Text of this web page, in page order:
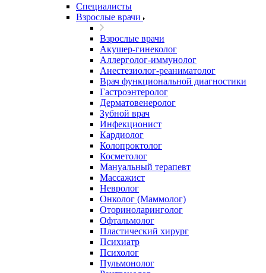
Специалисты
Взрослые врачи
Взрослые врачи
Акушер-гинеколог
Аллерголог-иммунолог
Анестезиолог-реаниматолог
Врач функциональной диагностики
Гастроэнтеролог
Дерматовенеролог
Зубной врач
Инфекционист
Кардиолог
Колопроктолог
Косметолог
Мануальный терапевт
Массажист
Невролог
Онколог (Маммолог)
Оториноларинголог
Офтальмолог
Пластический хирург
Психиатр
Психолог
Пульмонолог